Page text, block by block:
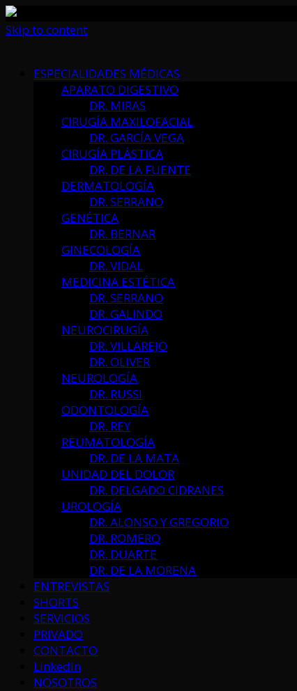
Skip to content
ESPECIALIDADES MÉDICAS
APARATO DIGESTIVO
DR. MIRAS
CIRUGÍA MAXILOFACIAL
DR. GARCÍA VEGA
CIRUGÍA PLÁSTICA
DR. DE LA FUENTE
DERMATOLOGÍA
DR. SERRANO
GENÉTICA
DR. BERNAR
GINECOLOGÍA
DR. VIDAL
MEDICINA ESTÉTICA
DR. SERRANO
DR. GALINDO
NEUROCIRUGÍA
DR. VILLAREJO
DR. OLIVER
NEUROLOGÍA
DR. RUSSI
ODONTOLOGÍA
DR. REY
REUMATOLOGÍA
DR. DE LA MATA
UNIDAD DEL DOLOR
DR. DELGADO CIDRANES
UROLOGÍA
DR. ALONSO Y GREGORIO
DR. ROMERO
DR. DUARTE
DR. DE LA MORENA
ENTREVISTAS
SHORTS
SERVICIOS
PRIVADO
CONTACTO
LinkedIn
NOSOTROS